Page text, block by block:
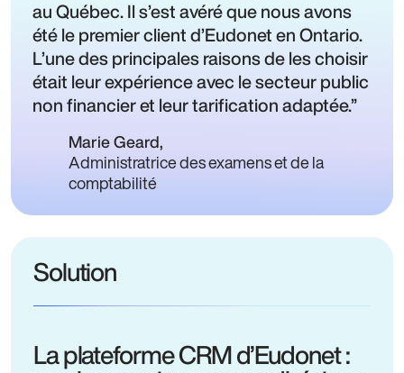
au Québec. Il s’est avéré que nous avons
été le premier client d’Eudonet en Ontario.
L’une des principales raisons de les choisir
était leur expérience avec le secteur public
non financier et leur tarification adaptée.
Marie Geard,
Administratrice des examens et de la
comptabilité
Solution
La plateforme CRM d’Eudonet :